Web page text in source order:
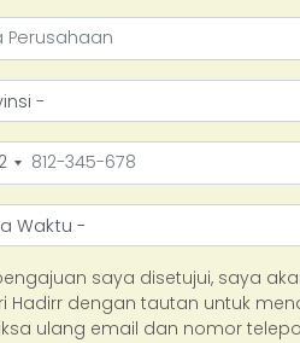
saya disetujui, saya
Hadirr dengan tautan untuk
ulang email dan nomor